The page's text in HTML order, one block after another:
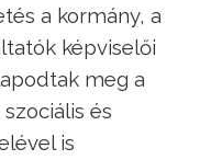
a kormány, a
képviselői
meg a
és
is